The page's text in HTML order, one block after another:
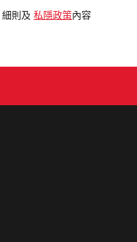
細則及 私隱政策 內容